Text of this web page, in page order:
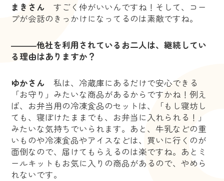
まきさんすごく仲がいいんですね！そして、コー
プが会話のきっかけになってるのは素敵ですね。
―――他社を利用されているお二人は、継続してい
る理由はありますか？
ゆかさん私は、冷蔵庫にあるだけで安心できる
「お守り」みたいな商品があるからですかね！例え
ば、お弁当用の冷凍食品のセットは、「もし寝坊し
ても、寝ぼけたままでも、お弁当に入れられる！」
みたいな気持ちでいられます。あと、牛乳などの重
いものや冷凍食品やアイスなどは、買いに行くのが
面倒なので、届けてもらえるのは楽ですね。あとミ
ールキットもお気に入りの商品があるので、やめら
れないです。